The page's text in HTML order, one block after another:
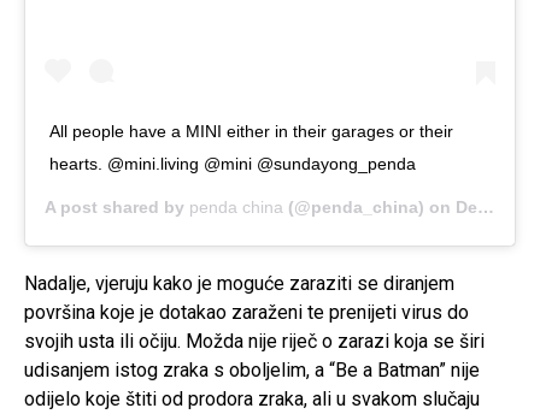
All people have a MINI either in their garages or their
hearts. @mini.living @mini @sundayong_penda
A post shared by penda china (@penda_china) on Dec 11, 2019 at 4:27am PST
Nadalje, vjeruju kako je moguće zaraziti se diranjem
površina koje je dotakao zaraženi te prenijeti virus do
svojih usta ili očiju. Možda nije riječ o zarazi koja se širi
udisanjem istog zraka s oboljelim, a “Be a Batman” nije
odijelo koje štiti od prodora zraka, ali u svakom slučaju